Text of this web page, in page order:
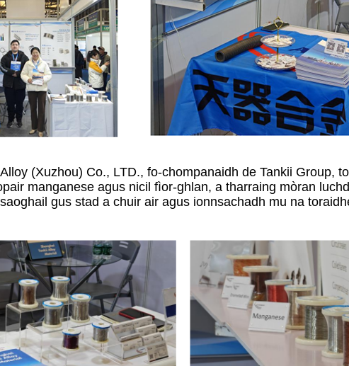
(Xuzhou) Co., LTD., fo-chompanaidh de Tankii Group,
manganese agus nicil fìor-ghlan, a tharraing mòran
gus stad a chuir air agus ionnsachadh mu na